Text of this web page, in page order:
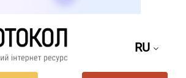
RU